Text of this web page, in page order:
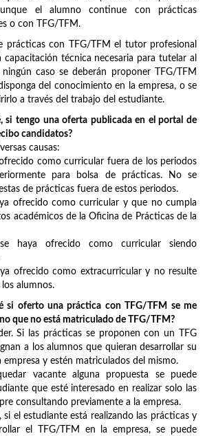
el alumno continue con prácticas
o con TFG/TFM.
prácticas con TFG/TFM el tutor profesional
capacitación técnica necesaria para tutelar al
caso se deberán proponer TFG/TFM
del conocimiento en la empresa, o se
a través del trabajo del estudiante.
tengo una oferta publicada en el portal de
candidatos?
causas:
como curricular fuera de los periodos
para bolsa de prácticas. No se
de prácticas fuera de estos periodos.
ofrecido como curricular y que no cumpla
académicos de la Oficina de Prácticas de la
ofrecido como curricular siendo
ofrecido como extracurricular y no resulte
alumnos.
oferto una práctica con TFG/TFM se me
que no está matriculado de TFG/TFM?
Si las prácticas se proponen con un TFG
a los alumnos que quieran desarrollar su
empresa y estén matriculados del mismo.
vacante alguna propuesta se puede
que esté interesado en realizar solo las
consultando previamente a la empresa.
si el estudiante está realizando las prácticas y
el TFG/TFM en la empresa, se puede